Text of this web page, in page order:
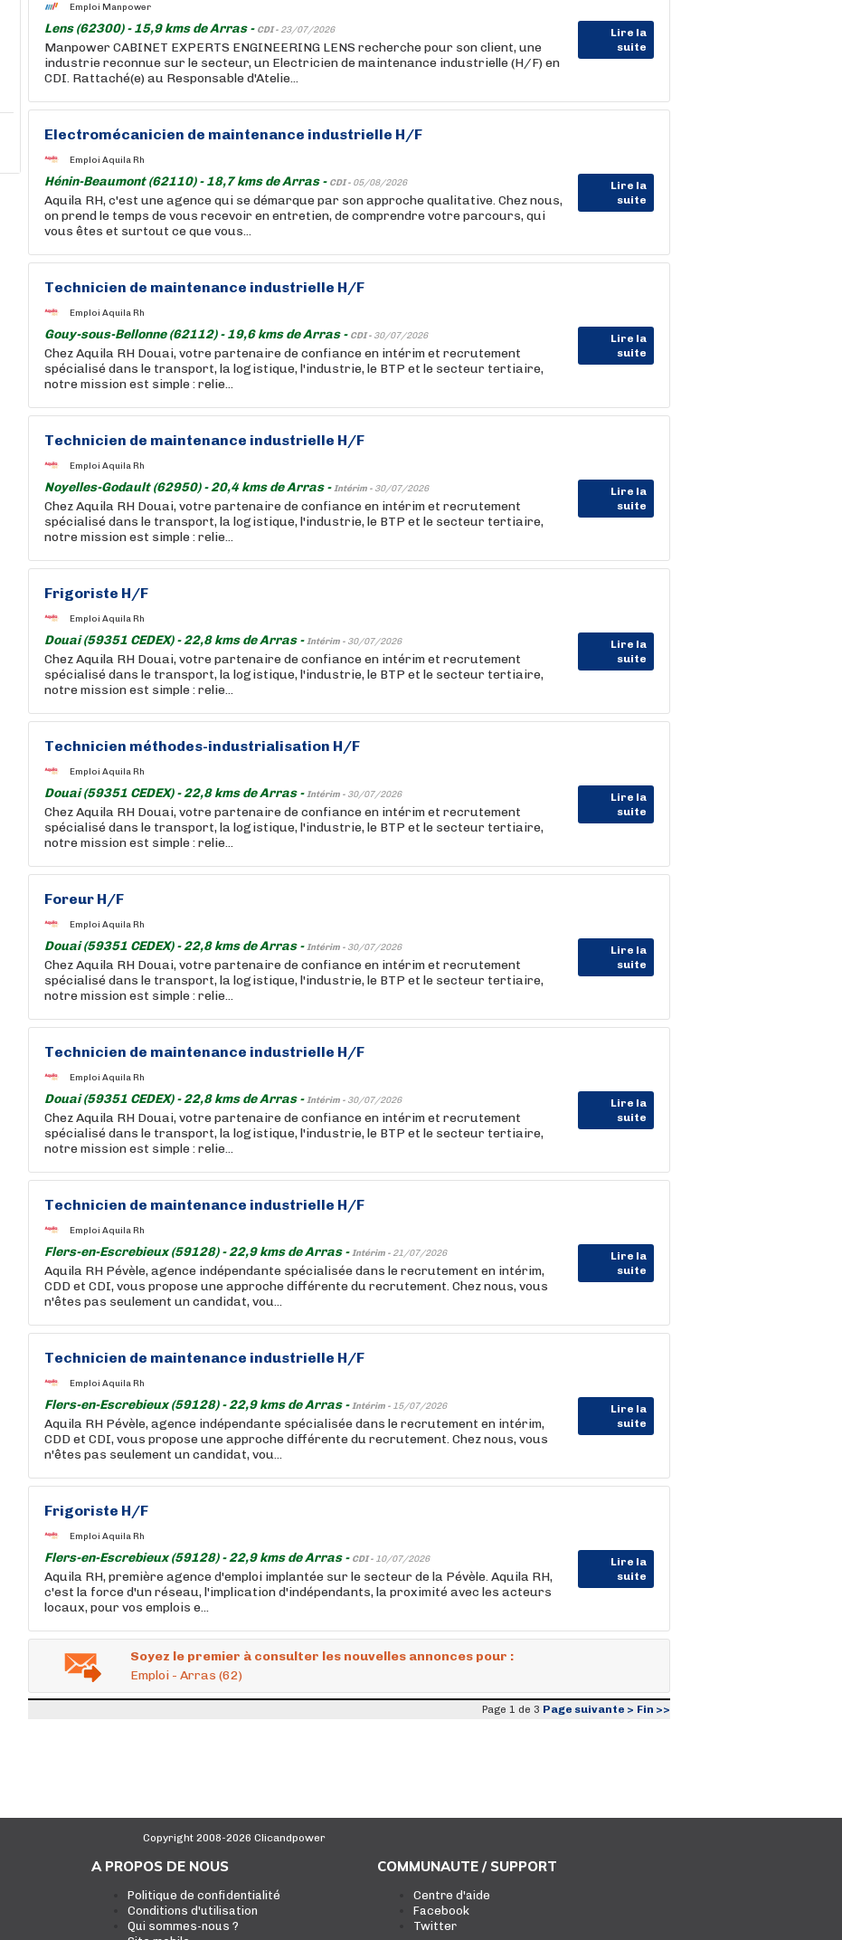
Emploi Manpower
Lens (62300) - 15,9 kms de Arras - CDI - 23/07/2026
Lire la
suite
Manpower CABINET EXPERTS ENGINEERING LENS recherche pour son client, une
industrie reconnue sur le secteur, un Electricien de maintenance industrielle (H/F) en
CDI. Rattaché(e) au Responsable d'Atelie...
Electromécanicien de maintenance industrielle H/F
Emploi Aquila Rh
Hénin-Beaumont (62110) - 18,7 kms de Arras - CDI - 05/08/2026
Lire la
suite
Aquila RH, c'est une agence qui se démarque par son approche qualitative. Chez nous,
on prend le temps de vous recevoir en entretien, de comprendre votre parcours, qui
vous êtes et surtout ce que vous...
Technicien de maintenance industrielle H/F
Emploi Aquila Rh
Gouy-sous-Bellonne (62112) - 19,6 kms de Arras - CDI - 30/07/2026
Lire la
suite
Chez Aquila RH Douai, votre partenaire de confiance en intérim et recrutement
spécialisé dans le transport, la logistique, l'industrie, le BTP et le secteur tertiaire,
notre mission est simple : relie...
Technicien de maintenance industrielle H/F
Emploi Aquila Rh
Noyelles-Godault (62950) - 20,4 kms de Arras -Intérim - 30/07/2026
Lire la
suite
Chez Aquila RH Douai, votre partenaire de confiance en intérim et recrutement
spécialisé dans le transport, la logistique, l'industrie, le BTP et le secteur tertiaire,
notre mission est simple : relie...
Frigoriste H/F
Emploi Aquila Rh
Douai (59351 CEDEX) - 22,8 kms de Arras -Intérim - 30/07/2026
Lire la
suite
Chez Aquila RH Douai, votre partenaire de confiance en intérim et recrutement
spécialisé dans le transport, la logistique, l'industrie, le BTP et le secteur tertiaire,
notre mission est simple : relie...
Technicien méthodes-industrialisation H/F
Emploi Aquila Rh
Douai (59351 CEDEX) - 22,8 kms de Arras -Intérim - 30/07/2026
Lire la
suite
Chez Aquila RH Douai, votre partenaire de confiance en intérim et recrutement
spécialisé dans le transport, la logistique, l'industrie, le BTP et le secteur tertiaire,
notre mission est simple : relie...
Foreur H/F
Emploi Aquila Rh
Douai (59351 CEDEX) - 22,8 kms de Arras -Intérim - 30/07/2026
Lire la
suite
Chez Aquila RH Douai, votre partenaire de confiance en intérim et recrutement
spécialisé dans le transport, la logistique, l'industrie, le BTP et le secteur tertiaire,
notre mission est simple : relie...
Technicien de maintenance industrielle H/F
Emploi Aquila Rh
Douai (59351 CEDEX) - 22,8 kms de Arras -Intérim - 30/07/2026
Lire la
suite
Chez Aquila RH Douai, votre partenaire de confiance en intérim et recrutement
spécialisé dans le transport, la logistique, l'industrie, le BTP et le secteur tertiaire,
notre mission est simple : relie...
Technicien de maintenance industrielle H/F
Emploi Aquila Rh
Flers-en-Escrebieux (59128) - 22,9 kms de Arras -Intérim - 21/07/2026
Lire la
suite
Aquila RH Pévèle, agence indépendante spécialisée dans le recrutement en intérim,
CDD et CDI, vous propose une approche différente du recrutement. Chez nous, vous
n'êtes pas seulement un candidat, vou...
Technicien de maintenance industrielle H/F
Emploi Aquila Rh
Flers-en-Escrebieux (59128) - 22,9 kms de Arras -Intérim - 15/07/2026
Lire la
suite
Aquila RH Pévèle, agence indépendante spécialisée dans le recrutement en intérim,
CDD et CDI, vous propose une approche différente du recrutement. Chez nous, vous
n'êtes pas seulement un candidat, vou...
Frigoriste H/F
Emploi Aquila Rh
Flers-en-Escrebieux (59128) - 22,9 kms de Arras - CDI - 10/07/2026
Lire la
suite
Aquila RH, première agence d'emploi implantée sur le secteur de la Pévèle. Aquila RH,
c'est la force d'un réseau, l'implication d'indépendants, la proximité avec les acteurs
locaux, pour vos emplois e...
Soyez le premier à consulter les nouvelles annonces pour :
Emploi - Arras (62)
Page 1 de 3 Page suivante > Fin >>
Copyright 2008-2026 Clicandpower
A PROPOS DE NOUS
Politique de confidentialité
Conditions d'utilisation
Qui sommes-nous ?
COMMUNAUTE / SUPPORT
Centre d'aide
Facebook
Twitter